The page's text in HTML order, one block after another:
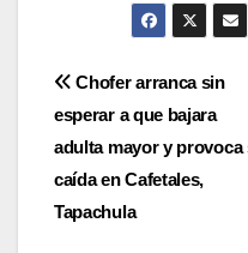
Navegación
de
entradas
Chofer arranca sin
esperar a que bajara
adulta mayor y provoca
caída en Cafetales,
Tapachula